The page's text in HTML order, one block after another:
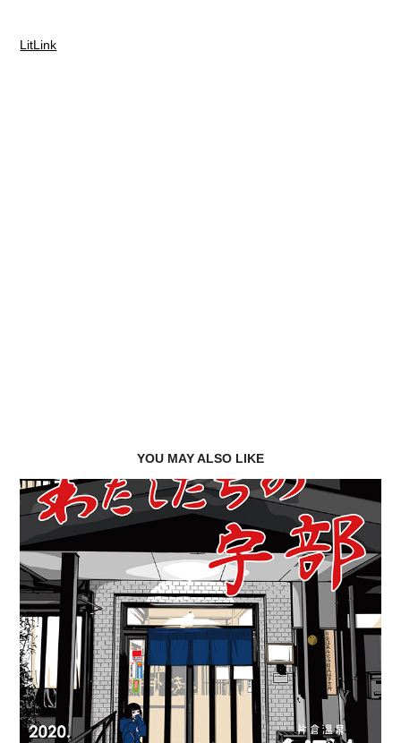
LitLink
YOU MAY ALSO LIKE